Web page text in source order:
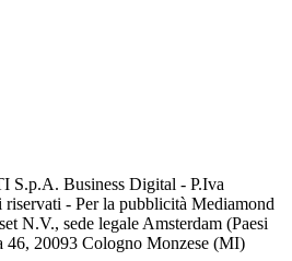
S.p.A. Business Digital - P.Iva
- Per la pubblicità Mediamond
N.V., sede legale Amsterdam (Paesi
20093 Cologno Monzese (MI)